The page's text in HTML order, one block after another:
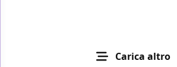
Carica altro